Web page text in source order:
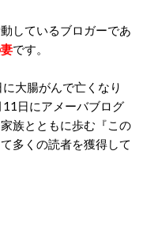
しているブロガーであ
です。
大腸がんで亡くなり
日にアメーバブログ
族とともに歩む『この
多くの読者を獲得して